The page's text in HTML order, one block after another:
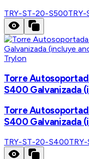
TRY-ST-20-S500
Trylon
Torre
S400 Galvanizada
Torre
S400 Galvanizada
TRY-ST-20-S400